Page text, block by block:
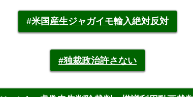
#米国産生ジャガイモ輸入絶対反対
#独裁政治許さない